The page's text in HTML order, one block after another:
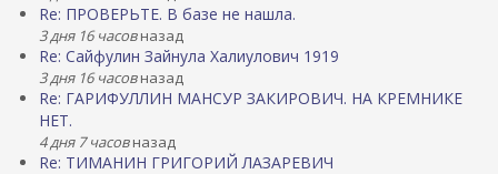
Re: ПРОВЕРЬТЕ. В базе не нашла.
3 дня 16 часовназад
Re: Сайфулин Зайнула Халиулович 1919
3 дня 16 часовназад
Re: ГАРИФУЛЛИН МАНСУР ЗАКИРОВИЧ. НА КРЕМНИКЕ
НЕТ.
4 дня 7 часовназад
Re: ТИМАНИН ГРИГОРИЙ ЛАЗАРЕВИЧ